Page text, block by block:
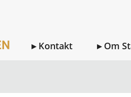
Kontakt Om